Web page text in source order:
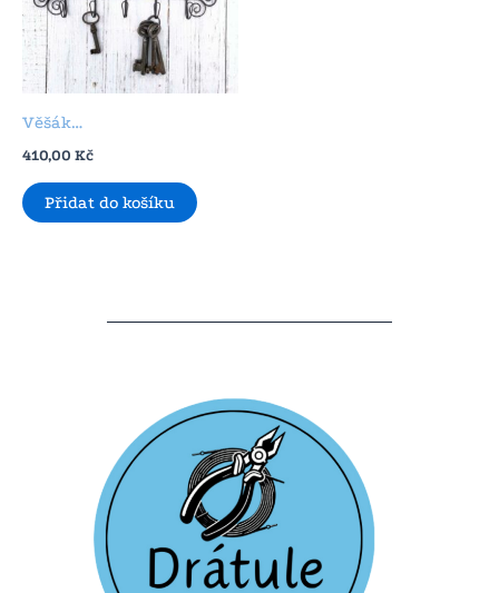
Věšák…
410,00 Kč
Přidat do košíku